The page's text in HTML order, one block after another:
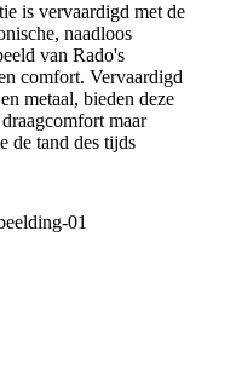
is vervaardigd met de
naadloos
van Rado's
comfort. Vervaardigd
metaal, bieden deze
maar
de tand des tijds